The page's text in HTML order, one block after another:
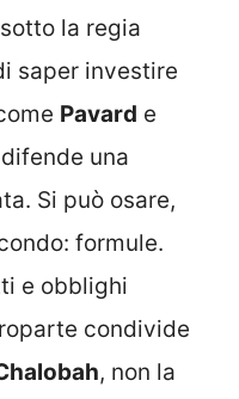
la regia
saper investire
Pavard e
una
Si può osare,
formule.
e obblighi
condivide
, non la